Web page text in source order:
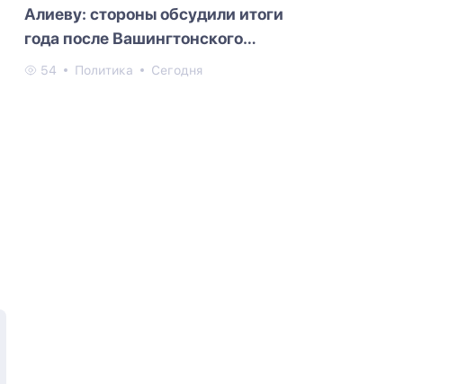
Алиеву: стороны обсудили итоги
года после Вашингтонского
саммита
54 Политика Сегодня